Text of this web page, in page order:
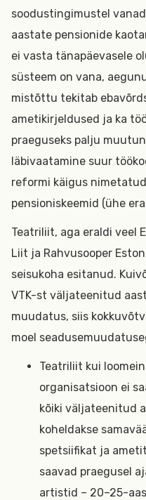
soodustingimustel
aastate pensionide
ei vasta tänapäevasele
süsteem on vana,
mistõttu tekitab
ametikirjeldused ja ka
praeguseks palju
läbivaatamine suur
reformi käigus
pensioniskeemid (ühe
Teatriliit, aga eraldi veel
Liit ja Rahvusooper
seisukoha esitanud.
VTK-st väljateenitud
muudatus, siis
moel
Teatriliit kui
organisatsioon ei
kõiki väljateenitud
koheldakse
spetsiifikat ja
saavad praegusel
artistid – 20–25-